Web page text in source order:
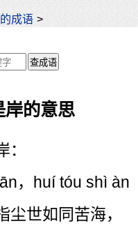
成语 >
岸的意思
，huí tóu shì àn
尘世如同苦海，